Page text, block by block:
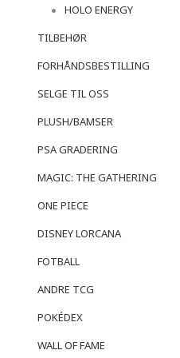
HOLO ENERGY
TILBEHØR
FORHÅNDSBESTILLING
SELGE TIL OSS
PLUSH/BAMSER
PSA GRADERING
MAGIC: THE GATHERING
ONE PIECE
DISNEY LORCANA
FOTBALL
ANDRE TCG
POKÉDEX
WALL OF FAME